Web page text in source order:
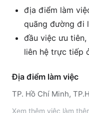
địa điểm làm
quãng đường đi
đầu việc ưu
liên hệ trực tiếp
Địa điểm làm việc
TP. Hồ Chí Minh,
Xem thêm việc làm